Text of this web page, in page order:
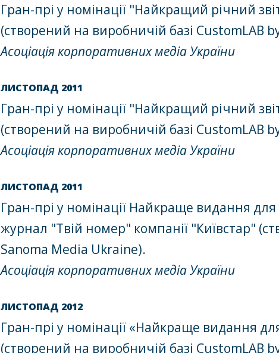
Гран-прі у номінації "Найкращий річний
(створений на виробничій базі CustomLAB
Асоціація корпоративних медіа України
ЛИСТОПАД 2011
Гран-прі у номінації "Найкращий річний
(створений на виробничій базі CustomLAB
Асоціація корпоративних медіа України
ЛИСТОПАД 2011
Гран-прі у номінації Найкраще видання
журнал "Твій номер" компанії "Київстар"
Sanoma Media Ukraine).
Асоціація корпоративних медіа України
ЛИСТОПАД 2012
Гран-прі у номінації «Найкраще видання
(створений на виробничій базі CustomLAB